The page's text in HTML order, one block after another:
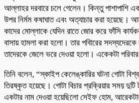
আল্লাহর দরবারে চলে গেলেন। কিন্তু পাশাপাশি
উপর নির্মম কষাঘাত এবং অত্যাচার করা হয়েছে।
কাদের মোল্লাকে যেদিন রাতে জোর করে ফাঁসি
বাসায় হামলা করা হলো। তার পবিারের সদস্যদেরকে
তাদেরকে জেলে ভরে দেওয়া হলো। একেকটা
তিনি বলেন, “স্কাইপ কেলেঙ্কারির ঘটনা গোটা
তিরষ্কৃত হয়েছে। গোটা বিচার প্রক্রিয়ার সময় দুটি
একটার নাম দেওয়া হয়েছিলো সেইফ হোম,